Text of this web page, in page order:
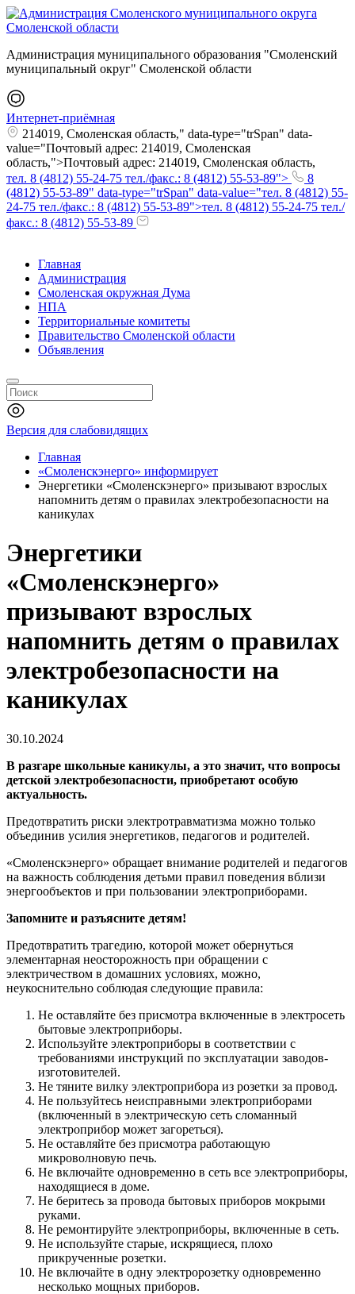
Администрация муниципального образования "Смоленский
муниципальный округ" Смоленской области
Интернет-приёмная
214019, Смоленская область," data-type="trSpan" data-
value="Почтовый адрес: 214019, Смоленская
область,">Почтовый адрес: 214019, Смоленская область,
тел. 8 (4812) 55-24-75 тел./факс.: 8 (4812) 55-53-89">
8
(4812) 55-53-89" data-type="trSpan" data-value="тел. 8 (4812) 55-
24-75 тел./факс.: 8 (4812) 55-53-89">тел. 8 (4812) 55-24-75 тел./
факс.: 8 (4812) 55-53-89
Главная
Администрация
Смоленская окружная Дума
НПА
Территориальные комитеты
Правительство Смоленской области
Объявления
Версия для слабовидящих
Главная
«Смоленскэнерго» информирует
Энергетики «Смоленскэнерго» призывают взрослых
напомнить детям о правилах электробезопасности на
каникулах
Энергетики
«Смоленскэнерго»
призывают взрослых
напомнить детям о правилах
электробезопасности на
каникулах
30.10.2024
В разгаре школьные каникулы, а это значит, что вопросы
детской электробезопасности, приобретают особую
актуальность.
Предотвратить риски электротравматизма можно только
объединив усилия энергетиков, педагогов и родителей.
«Смоленскэнерго» обращает внимание родителей и педагогов
на важность соблюдения детьми правил поведения вблизи
энергообъектов и при пользовании электроприборами.
Запомните и разъясните детям!
Предотвратить трагедию, которой может обернуться
элементарная неосторожность при обращении с
электричеством в домашних условиях, можно,
неукоснительно соблюдая следующие правила:
Не оставляйте без присмотра включенные в электросеть
бытовые электроприборы.
Используйте электроприборы в соответствии с
требованиями инструкций по эксплуатации заводов-
изготовителей.
Не тяните вилку электроприбора из розетки за провод.
Не пользуйтесь неисправными электроприборами
(включенный в электрическую сеть сломанный
электроприбор может загореться).
Не оставляйте без присмотра работающую
микроволновую печь.
Не включайте одновременно в сеть все электроприборы,
находящиеся в доме.
Не беритесь за провода бытовых приборов мокрыми
руками.
Не ремонтируйте электроприборы, включенные в сеть.
Не используйте старые, искрящиеся, плохо
прикрученные розетки.
Не включайте в одну электророзетку одновременно
несколько мощных приборов.